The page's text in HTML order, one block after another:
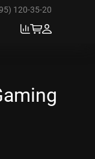
120-35-20